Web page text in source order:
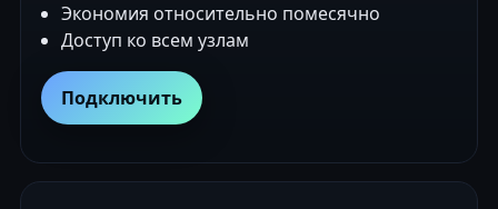
Экономия относительно помесячно
Доступ ко всем узлам
Подключить